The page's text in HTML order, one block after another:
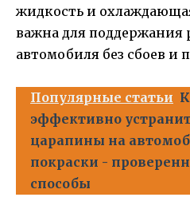
жидкость и
важна для поддержания
автомобиля без сбоев и
Популярные статьи
эффективно
царапины на
покраски -
способы